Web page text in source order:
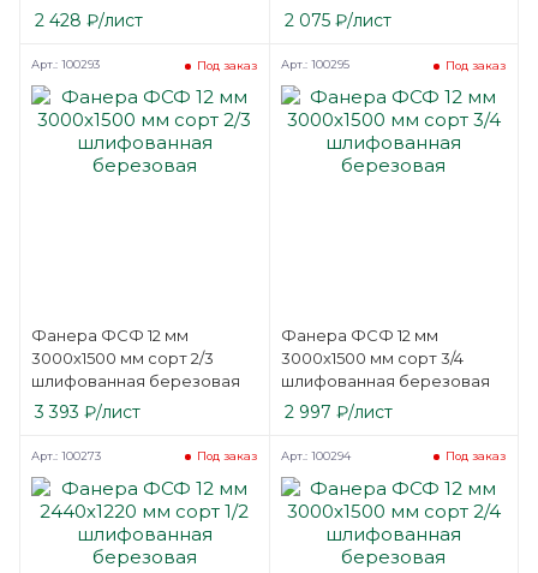
2 428 ₽/лист 2 075₽/лист
Фанера ФСФ 12 мм
3000х1500 мм сорт 2/3
шлифованная березовая
Под заказ
Арт.: 100293
3 393 ₽/лист
Фанера ФСФ 12 мм
3000х1500 мм сорт 3/4
шлифованная березовая
Под заказ
Арт.: 100295
2 997 ₽/лист
Под заказ
Арт.: 100273 Под заказ
Арт.: 100294